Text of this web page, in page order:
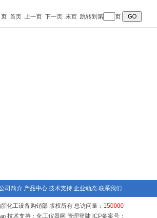
首页 上一页 下一页 末页 跳转到第 页
司简介 产品中心 技术支持 企业动态 联系我们
化工设备购销部 版权所有 总访问量： 150000
技术支持： 化工仪器网 管理登陆 ICP备案号：